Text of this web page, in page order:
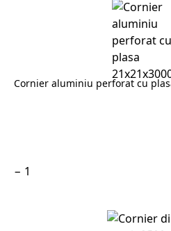
Cornier aluminiu perforat cu
−